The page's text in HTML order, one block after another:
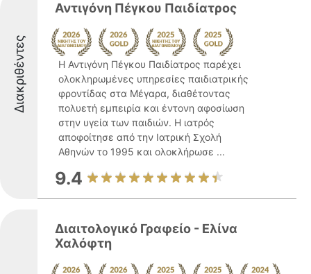
Διακριθέντες
Αντιγόνη Πέγκου Παιδίατρος
Η Αντιγόνη Πέγκου Παιδίατρος παρέχει
ολοκληρωμένες υπηρεσίες παιδιατρικής
φροντίδας στα Μέγαρα, διαθέτοντας
πολυετή εμπειρία και έντονη αφοσίωση
στην υγεία των παιδιών. Η ιατρός
αποφοίτησε από την Ιατρική Σχολή
Αθηνών το 1995 και ολοκλήρωσε ...
9.4
Διαιτολογικό Γραφείο - Ελίνα
Χαλόφτη